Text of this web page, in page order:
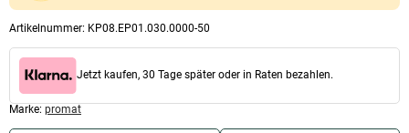
Artikelnummer: KP08.EP01.030.0000-50
Jetzt kaufen, 30 Tage später oder in Raten bezahlen.
Marke: promat